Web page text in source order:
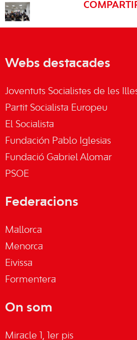
Webs destacades
Joventuts Socialistes de les
Partit Socialista Europeu
El Socialista
Fundación Pablo Iglesias
Fundació Gabriel Alomar
PSOE
Federacions
Mallorca
Menorca
Eivissa
Formentera
On som
Miracle 1, 1er pis